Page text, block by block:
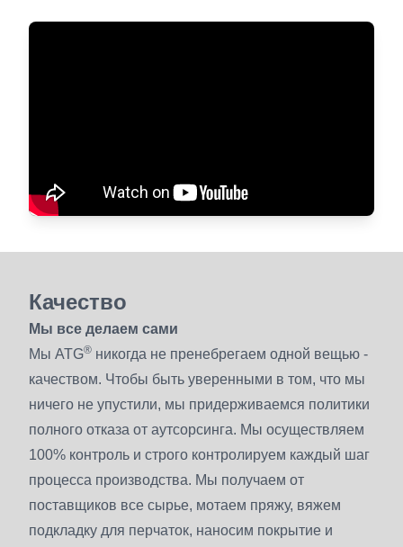
Качество
Мы все делаем сами
Мы ATG® никогда не пренебрегаем одной вещью -
качеством. Чтобы быть уверенными в том, что мы
ничего не упустили, мы придерживаемся политики
полного отказа от аутсорсинга. Мы осуществляем
100% контроль и строго контролируем каждый шаг
процесса производства. Мы получаем от
поставщиков все сырье, мотаем пряжу, вяжем
подкладку для перчаток, наносим покрытие и